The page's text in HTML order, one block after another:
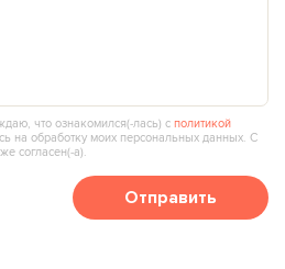
что ознакомился(‑лась) сполитикой
на обработку моих персональных данных. С
согласен(‑а).
Отправить